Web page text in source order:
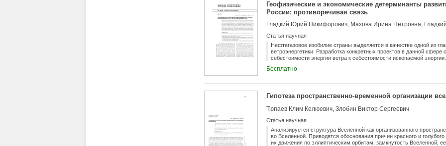
компоненты в его становлении. Между тем, географический
методологический подход в современной географии не устаревает
прогресса. В постиндустриальную эпоху он не ослабевает или
Геофизические и экономические детерминанты
России: противоречивая связь
Гладкий Юрий Никифорович, Махова Ирина Петровна,
Статья научная
Нефтегазовое изобилие страны выделяется в качестве одной из
ветроэнергетики. Разработка конкретных проектов в данной
себестоимости энергии ветра к себестоимости ископаемой
обладает колоссальным потенциалом ветровой энергии. С другой
среды. Подчеркивается, что в ряде отдаленных регионов Крайнего
- социальные и экологические. Высказывается мысль, что емким
и дачи российских граждан - недостаточно глубоко исследованный
Бесплатно
Гипотеза пространственно-временной организации
Тюпаев Клим Келюевич, Злобин Виктор Сергеевич
Статья научная
Анализируется структура Вселенной как организованного
во Вселенной. Приводятся обоснования причин красного и
их движения по эллиптическим орбитам, замкнутость Вселенной,